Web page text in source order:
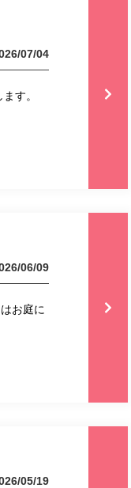
07/04
す。
06/09
お庭に
05/19